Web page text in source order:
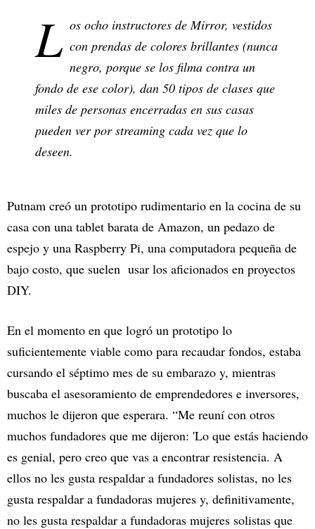
L os ocho instructores de Mirror, vestidos
con prendas de colores brillantes (nunca
negro, porque se los filma contra un
fondo de ese color), dan 50 tipos de clases que
miles de personas encerradas en sus casas
pueden ver por streaming cada vez que lo
deseen.
Putnam creó un prototipo rudimentario en la cocina de su
casa con una tablet barata de Amazon, un pedazo de
espejo y una Raspberry Pi, una computadora pequeña de
bajo costo, que suelen usar los aficionados en proyectos
DIY.
En el momento en que logró un prototipo lo
suficientemente viable como para recaudar fondos, estaba
cursando el séptimo mes de su embarazo y, mientras
buscaba el asesoramiento de emprendedores e inversores,
muchos le dijeron que esperara. “Me reuní con otros
muchos fundadores que me dijeron: 'Lo que estás haciendo
es genial, pero creo que vas a encontrar resistencia. A
ellos no les gusta respaldar a fundadores solistas, no les
gusta respaldar a fundadoras mujeres y, definitivamente,
no les gusta respaldar a fundadoras mujeres solistas que